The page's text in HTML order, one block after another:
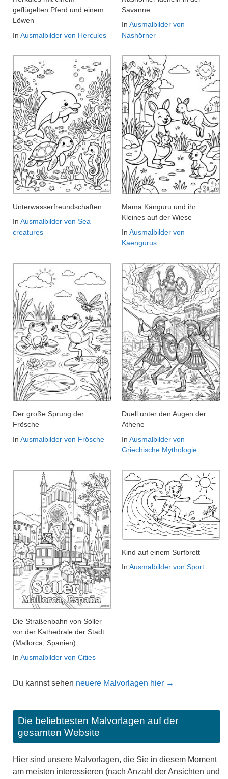
geflügelten Pferd und einem
Löwen
In Ausmalbilder von Hercules
Savanne
In Ausmalbilder von
Nashörner
Unterwasserfreundschaften
In Ausmalbilder von Sea
creatures
Mama Känguru und ihr
Kleines auf der Wiese
In Ausmalbilder von
Kaengurus
Der große Sprung der
Frösche
In Ausmalbilder von Frösche
Duell unter den Augen der
Athene
In Ausmalbilder von
Griechische Mythologie
Die Straßenbahn von Sóller
vor der Kathedrale der Stadt
(Mallorca, Spanien)
In Ausmalbilder von Cities
Kind auf einem Surfbrett
In Ausmalbilder von Sport
Du kannst sehen neuere Malvorlagen hier →
Die beliebtesten Malvorlagen auf der
gesamten Website
Hier sind unsere Malvorlagen, die Sie in diesem Moment
am meisten interessieren (nach Anzahl der Ansichten und